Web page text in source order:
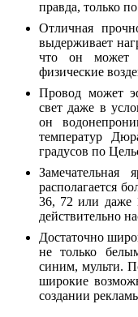
правда, только
Отличная прочн
выдерживает наг
что он может
физические
Провод может э
свет даже в усло
онводонепрони
температур Дюр
градусов по Цель
Замечательная я
располагается
36, 72 или даже
действительно
Достаточно широ
нетолько белы
синим, мульти.
широкие
создании